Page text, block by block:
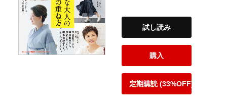
試し読み
購入
定期購読 (33%OFF)